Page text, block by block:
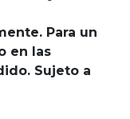
Para un
en las
Sujeto a